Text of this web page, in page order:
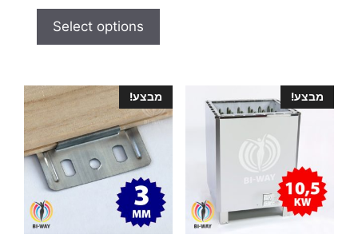
o
5
Select options
מבצע! מבצע!